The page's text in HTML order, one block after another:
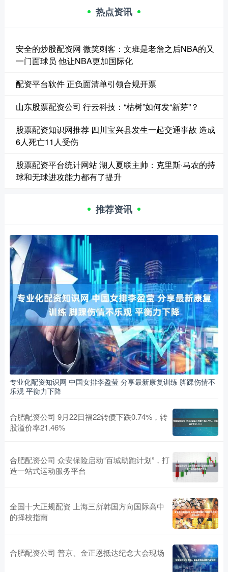
热点资讯
安全的炒股配资网 微笑刺客：文班是老詹之后NBA的又
一门面球员 他让NBA更加国际化
配资平台软件 正负面清单引领合规开票
山东股票配资公司 行云科技：“枯树”如何发“新芽”？
股票配资知识网推荐 四川宝兴县发生一起交通事故 造成
6人死亡11人受伤
股票配资平台统计网站 湖人夏联主帅：克里斯·马农的持
球和无球进攻能力都有了提升
推荐资讯
专业化配资知识网 中国女排李盈莹 分享最新康复训练 脚踝伤情不
乐观 平衡力下降
合肥配资公司 9月22日福22转债下跌0.74%，转
股溢价率21.46%
合肥配资公司 众安保险启动“百城助跑计划”，打
造一站式运动服务平台
全国十大正规配资 上海三所韩国方向国际高中
的择校指南
合肥配资公司 普京、金正恩抵达纪念大会现场